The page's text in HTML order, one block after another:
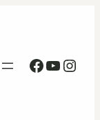
Facebook